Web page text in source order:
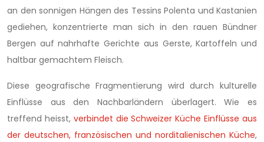
an den sonnigen Hängen des Tessins Polenta und Kastanien
gediehen, konzentrierte man sich in den rauen Bündner
Bergen auf nahrhafte Gerichte aus Gerste, Kartoffeln und
haltbar gemachtem Fleisch.
Diese geografische Fragmentierung wird durch kulturelle
Einflüsse aus den Nachbarländern überlagert. Wie es
treffend heisst, verbindet die Schweizer Küche Einflüsse aus
der deutschen, französischen und norditalienischen Küche,